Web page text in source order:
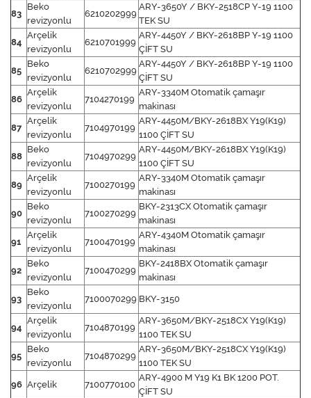
83
Beko
revizyonlu
6210202999
ARY-3650Y / BKY-2518CP Y-19 1100
TEK SU
84
Arçelik
revizyonlu
6210701999
ARY-4450Y / BKY-2618BP Y-19 1100
ÇİFT SU
85
Beko
revizyonlu
6210702999
ARY-4450Y / BKY-2618BP Y-19 1100
ÇİFT SU
86
Arçelik
revizyonlu
7104270199
ARY-3340M Otomatik çamaşır
makinası
87
Arçelik
revizyonlu
7104970199
ARY-4450M/BKY-2618BX Y19(K19)
1100 ÇİFT SU
88
Beko
revizyonlu
7104970299
ARY-4450M/BKY-2618BX Y19(K19)
1100 ÇİFT SU
89
Arçelik
revizyonlu
7100270199
ARY-3340M Otomatik çamaşır
makinası
90
Beko
revizyonlu
7100270299
BKY-2313CX Otomatik çamaşır
makinası
91
Arçelik
revizyonlu
7100470199
ARY-4340M Otomatik çamaşır
makinası
92
Beko
revizyonlu
7100470299
BKY-2418BX Otomatik çamaşır
makinası
93
Beko
revizyonlu
7100070299 BKY-3150
94
Arçelik
revizyonlu
7104870199
ARY-3650M/BKY-2518CX Y19(K19)
1100 TEK SU
95
Beko
revizyonlu
7104870299
ARY-3650M/BKY-2518CX Y19(K19)
1100 TEK SU
96 Arçelik 7100770100
ARY-4900 M Y19 K1 BK 1200 POT.
ÇİFT SU